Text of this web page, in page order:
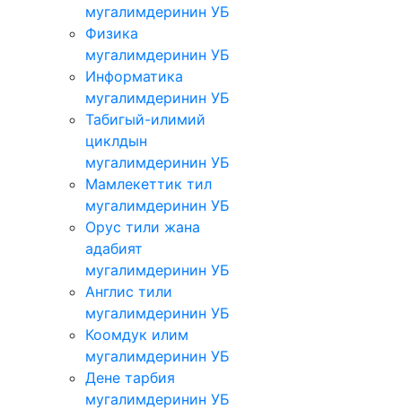
мугалимдеринин УБ
Физика
мугалимдеринин УБ
Информатика
мугалимдеринин УБ
Табигый-илимий
циклдын
мугалимдеринин УБ
Мамлекеттик тил
мугалимдеринин УБ
Орус тили жана
адабият
мугалимдеринин УБ
Англис тили
мугалимдеринин УБ
Коомдук илим
мугалимдеринин УБ
Дене тарбия
мугалимдеринин УБ